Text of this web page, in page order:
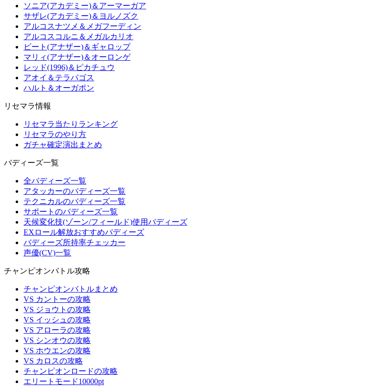
ソニア(アカデミー)＆アーマーガア
サザレ(アカデミー)＆ヨルノズク
アルコスナツメ＆メガフーディン
アルコスコルニ＆メガルカリオ
ビート(アナザー)＆ギャロップ
マリィ(アナザー)＆オーロンゲ
レッド(1996)＆ピカチュウ
アオイ＆テラパゴス
ハルト＆オーガポン
リセマラ情報
リセマラ当たりランキング
リセマラのやり方
ガチャ確定演出まとめ
バディーズ一覧
全バディーズ一覧
アタッカーのバディーズ一覧
テクニカルのバディーズ一覧
サポートのバディーズ一覧
天候変化技(ゾーン/フィールド)使用バディーズ
EXロール解放おすすめバディーズ
バディーズ所持率チェッカー
声優(CV)一覧
チャンピオンバトル攻略
チャンピオンバトルまとめ
VS カントーの攻略
VS ジョウトの攻略
VS イッシュの攻略
VS アローラの攻略
VS シンオウの攻略
VS ホウエンの攻略
VS カロスの攻略
チャンピオンロードの攻略
エリートモード10000pt